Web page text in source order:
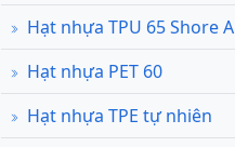
Hạt nhựa TPU 65 Shore A
Hạt nhựa PET 60
Hạt nhựa TPE tự nhiên